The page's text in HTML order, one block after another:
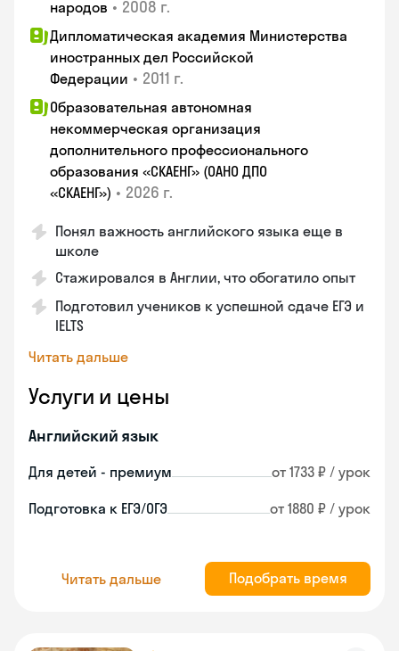
народов • 2008 г.
Дипломатическая академия Министерства
иностранных дел Российской
Федерации • 2011 г.
Образовательная автономная
некоммерческая организация
дополнительного профессионального
образования «СКАЕНГ» (ОАНО ДПО
«СКАЕНГ») • 2026 г.
Понял важность английского языка еще в
школе
Стажировался в Англии, что обогатило опыт
Подготовил учеников к успешной сдаче ЕГЭ и
IELTS
Читать дальше
Услуги и цены
Английский язык
Для детей - премиум от 1733 ₽ / урок
Подготовка к ЕГЭ/ОГЭ от 1880 ₽ / урок
Читать дальше Подобрать время